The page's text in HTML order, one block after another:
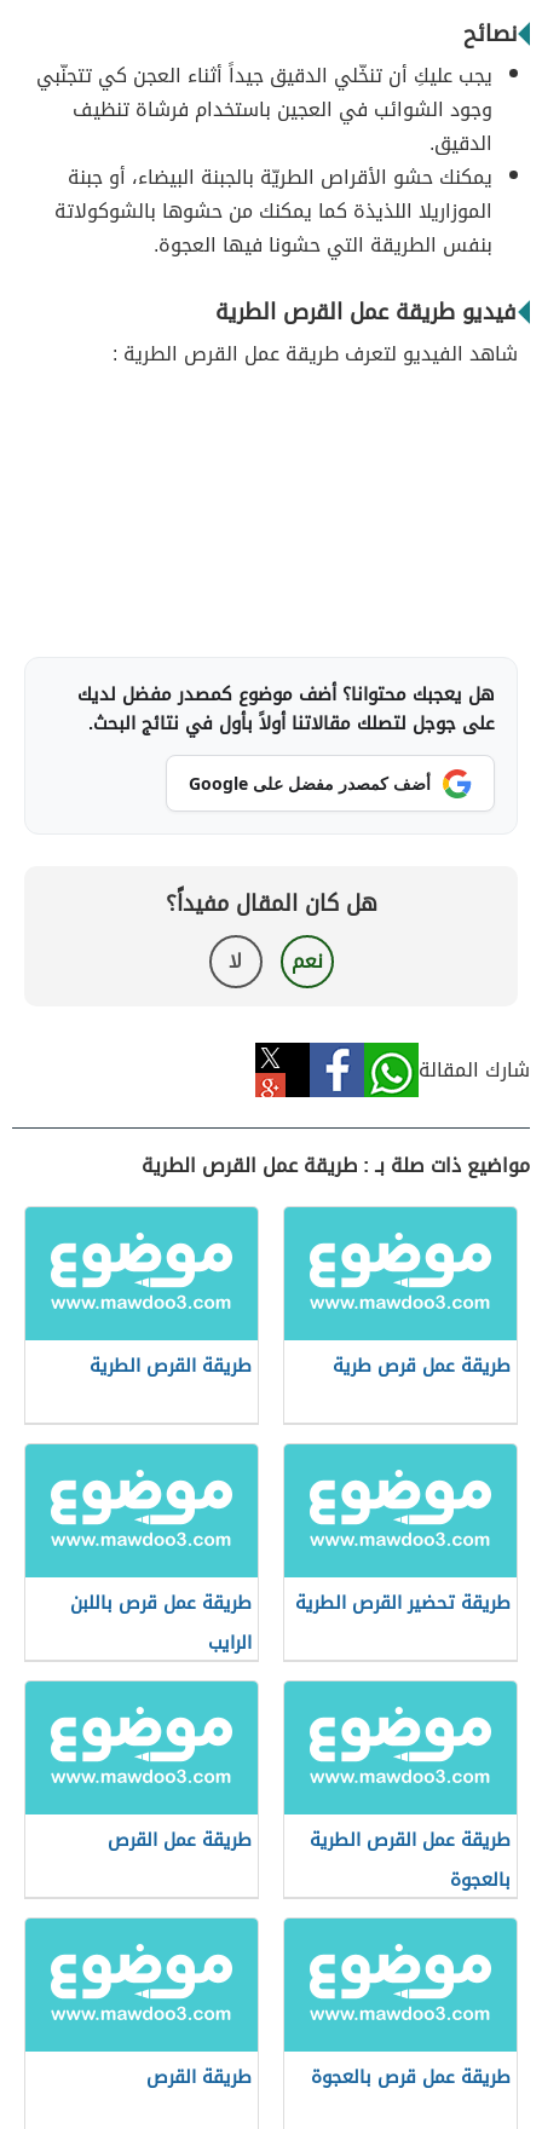
نصائح
يجب عليكِ أن تنخّلي الدقيق جيداً أثناء العجن كي تتجنّبي
وجود الشوائب في العجين باستخدام فرشاة تنظيف
الدقيق.
يمكنك حشو الأقراص الطريّة بالجبنة البيضاء، أو جبنة
الموزاريلا اللذيذة كما يمكنك من حشوها بالشوكولاتة
بنفس الطريقة التي حشونا فيها العجوة.
فيديو طريقة عمل القرص الطرية
شاهد الفيديو لتعرف طريقة عمل القرص الطرية :
هل يعجبك محتوانا؟ أضف موضوع كمصدر مفضل لديك
على جوجل لتصلك مقالاتنا أولاً بأول في نتائج البحث.
أضف كمصدر مفضل على Google
هل كان المقال مفيداً؟
نعم لا
شارك المقالة
مواضيع ذات صلة بـ : طريقة عمل القرص الطرية
طريقة عمل قرص طرية طريقة القرص الطرية
طريقة تحضير القرص الطرية
طريقة عمل قرص باللبن
الرايب
طريقة عمل القرص الطرية
بالعجوة
طريقة عمل القرص
طريقة عمل قرص بالعجوة طريقة القرص